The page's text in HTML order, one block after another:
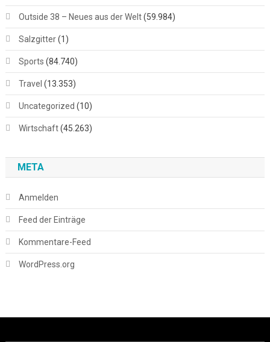
Outside 38 – Neues aus der Welt(59.984)
Salzgitter(1)
Sports (84.740)
Travel (13.353)
Uncategorized (10)
Wirtschaft(45.263)
META
Anmelden
Feed der Einträge
Kommentare-Feed
WordPress.org